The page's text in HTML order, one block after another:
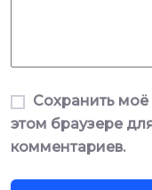
Сохранить моё
этом браузере
комментариев.